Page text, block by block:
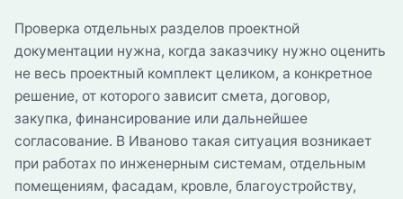
Проверка отдельных разделов проектной
документации нужна, когда заказчику нужно оценить
не весь проектный комплект целиком, а конкретное
решение, от которого зависит смета, договор,
закупка, финансирование или дальнейшее
согласование. В Иваново такая ситуация возникает
при работах по инженерным системам, отдельным
помещениям, фасадам, кровле, благоустройству,